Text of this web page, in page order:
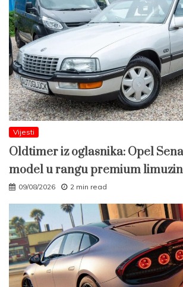
Vijesti
Oldtimer iz oglasnika: Opel
model u rangu premium
09/08/2026 2 min read